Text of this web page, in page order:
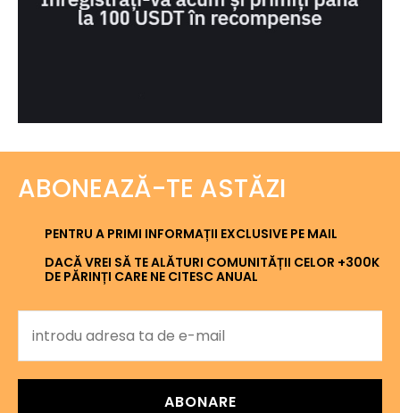
ABONEAZĂ-TE ASTĂZI
PENTRU A PRIMI INFORMAȚII EXCLUSIVE PE MAIL
DACĂ VREI SĂ TE ALĂTURI COMUNITĂȚII CELOR +300K
DE PĂRINȚI CARE NE CITESC ANUAL
ABONARE